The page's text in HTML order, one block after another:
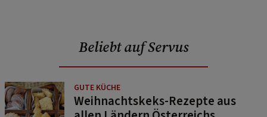
Beliebt auf Servus
GUTE KÜCHE
Weihnachtskeks-Rezepte aus